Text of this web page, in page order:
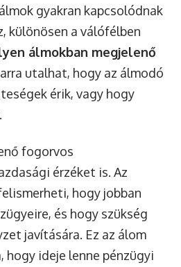
gyakran kapcsolódnak
különösen a válófélben
álmokban megjelenő
arra utalhat, hogy az álmodó
érik, vagy hogy
fogorvos
érzéket is. Az
hogy jobban
és hogy szükség
javítására. Ez az álom
ideje lenne pénzügyi